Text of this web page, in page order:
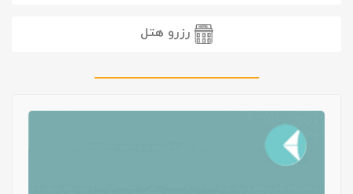
رزرو هتل